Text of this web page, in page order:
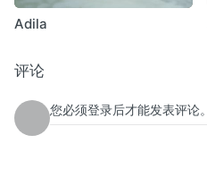
Adila
评论
您必须登录后才能发表评论。